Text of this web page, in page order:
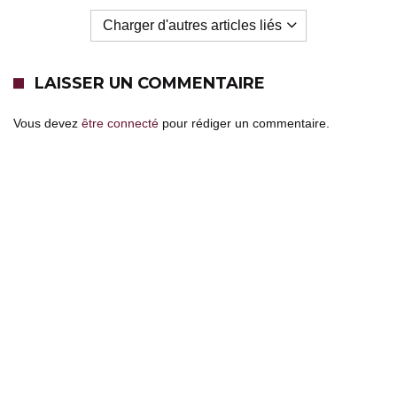
Charger d'autres articles liés
LAISSER UN COMMENTAIRE
Vous devez être connecté pour rédiger un commentaire.